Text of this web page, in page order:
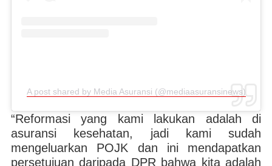
A post shared by Media Asuransi (@mediaasuransinews)
“Reformasi yang kami lakukan adalah di
asuransi kesehatan, jadi kami sudah
mengeluarkan POJK dan ini mendapatkan
persetujuan daripada DPR bahwa kita adalah